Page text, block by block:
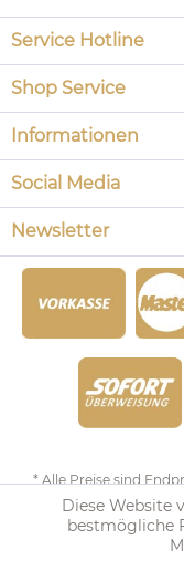
Service Hotline
Shop Service
Informationen
Social Media
Newsletter
* Alle Preise sind
wird
Copyright © 2015
Diese Website
bestmögliche